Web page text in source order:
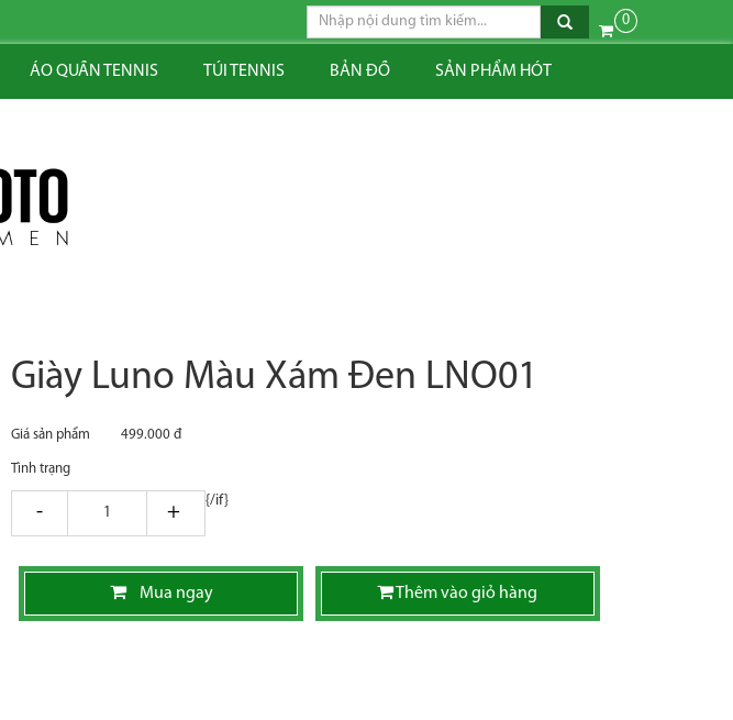
0
ÁO QUẦN TENNIS TÚI TENNIS BẢN ĐỒ SẢN PHẨM HÓT
Giày Luno Màu Xám Đen LNO01
Giá sản phẩm 499.000 đ
Tình trạng
giam tang
{/if}
Mua ngay Thêm vào giỏ hàng